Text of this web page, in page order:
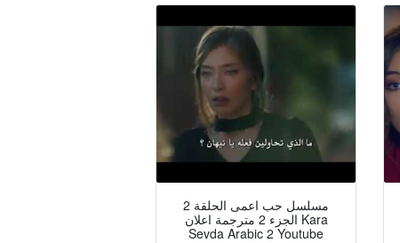
مسلسل حب اعمى الحلقة 2
الجزء 2 مترجمة اعلان Kara
Sevda Arabic 2 Youtube